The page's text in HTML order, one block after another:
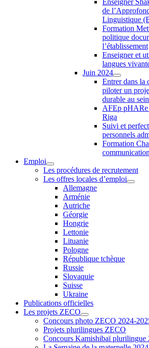
Enseigner
de
Linguistique
Formation
politique
l’établissement
Enseigner et
langues
Juin 2024
Entrer dans la
piloter un
durable au
AFEp
Riga
Suivi et
personnels
Formation
Emploi
Les procédures de recrutement
Les offres locales d’emploi
Allemagne
Arménie
Autriche
Géorgie
Hongrie
Lettonie
Lituanie
Pologne
République tchèque
Russie
Slovaquie
Suisse
Ukraine
Publications officielles
Les projets ZECO
Concours photo ZECO 2024-
Projets plurilingues ZECO
Concours Kamishibaï plurilingue